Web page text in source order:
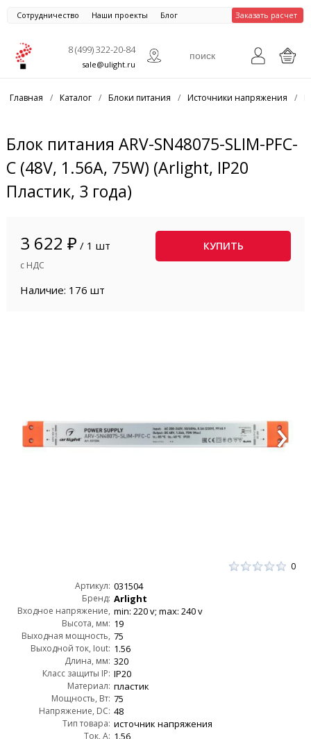
Сотрудничество Наши проекты Блог Заказать расчет
8 (499) 322-20-84
sale@ulight.ru
Главная / Каталог / Блоки питания / Источники напряжения /
Блок питания ARV-SN48075-SLIM-PFC-
C (48V, 1.56A, 75W) (Arlight, IP20
Пластик, 3 года)
3 622 ₽ / 1 шт
с НДС
КУПИТЬ
Наличие: 176 шт
0
Артикул: 031504
Бренд: Arlight
Входное напряжение,
AC:
min: 220 v; max: 240 v
Высота, мм: 19
Выходная мощность,
Wout:
75
Выходной ток, Iout: 1.56
Длина, мм: 320
Класс защиты IP: IP20
Материал: пластик
Мощность, Вт: 75
Напряжение, DC: 48
Тип товара: источник напряжения
Ток, А: 1.56